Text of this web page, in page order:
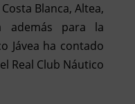
Blanca, Altea,
además para la
Jávea ha contado
Real Club Náutico